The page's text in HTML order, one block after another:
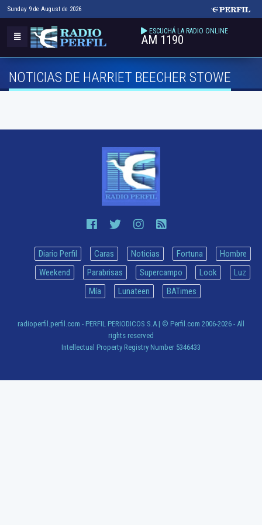
Sunday 9 de August de 2026
ESCUCHÁ LA RADIO ONLINE
AM 1190
NOTICIAS DE HARRIET BEECHER STOWE
Diario Perfil Caras Noticias Fortuna
Hombre
Weekend
Parabrisas Supercampo Look
Luz
Mía
Lunateen BATimes
radioperfil.perfil.com - PERFIL PERIODICOS S.A | © Perfil.com 2006-2026 - All
rights reserved
Intellectual Property Registry Number 5346433